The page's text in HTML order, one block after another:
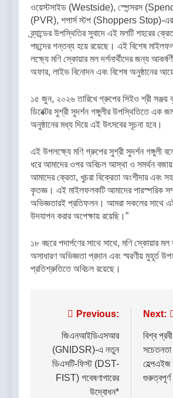
ওয়েস্টসাইড (Westside), স্পেন্সরস
(PVR), শপার্স স্টপ (Shoppers Stop)-এর
ব্র্যান্ডের উপস্থিতির সুবাদে এই মলটি শহরের
পছন্দের গন্তব্য হয়ে রয়েছে। এই বিশেষ
লক্ষ্যে মণি স্কোয়ার মল দর্শনার্থীদের জন্য
অফার, লাইভ বিনোদন এবং বিশেষ অনুষ্ঠানের
১৫ জুন, ২০২৬ তারিখে গ্রুপের সিইও শ্রী সঞ্জয়
ডিরেক্টর সুশ্রী সুদর্শন গঙ্গুলীর উপস্থিতিতে এক
অনুষ্ঠানের মধ্য দিয়ে এই উৎসবের সূচনা হবে।
এই উপলক্ষ্যে মণি গ্রুপের সুশ্রী সুদর্শন গঙ্গুলী
ধরে আমাদের ওপর অবিচল আস্থা ও সমর্থন
আমাদের ক্রেতা, খুচরা বিক্রেতা অংশীদার এবং
কৃতজ্ঞ। এই মাইলফলকটি আমাদের পারস্পরিক
অভিজ্ঞতারই প্রতিফলন। আমরা সকলের সাথে এই
উদযাপন করার অপেক্ষায় রয়েছি।”
১৮ বছরে পদার্পণের সাথে সাথে, মণি স্কোয়ার
অসাধারণ অভিজ্ঞতা প্রদান এবং স্মরণীয় মুহূর্ত
প্রতিশ্রুতিতে অবিচল রয়েছে।
Post
navigation
Previous:
জিএনআইডিএসআর
(GNIDSR)-এ নতুন
ডিএসটি-ফিস্ট (DST-
FIST) গবেষণাগারের
উদ্বোধন*
Next:
বিশ্ব
সচেতনতা
হেল্পএইজ